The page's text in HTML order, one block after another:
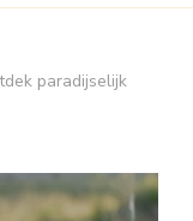
paradijselijk